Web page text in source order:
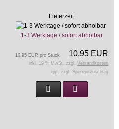
Lieferzeit:
1-3 Werktage / sofort abholbar
10,95 EUR
10,95 EUR pro Stück
inkl. 19 % MwSt. zzgl. Versandkosten
ggf. zzgl. Sperrgutzuschlag